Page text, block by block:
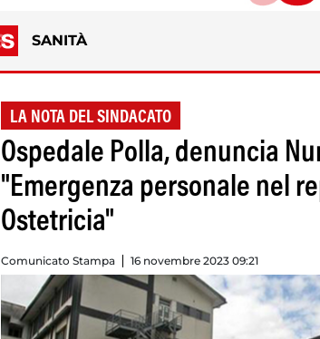
SANITÀ
LA NOTA DEL SINDACATO
Ospedale Polla, denuncia
"Emergenza personale nel
Ostetricia"
Comunicato Stampa 16 novembre 2023 09:21